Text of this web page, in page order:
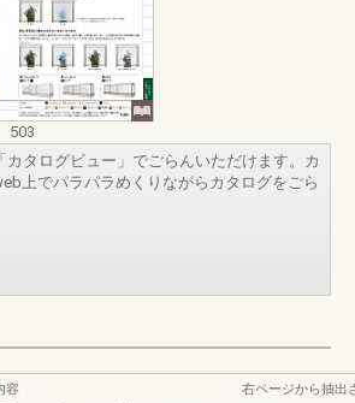
503
カタログビュー」でごらんいただけます。カ
上でパラパラめくりながらカタログをごら
容
右ページから抽出